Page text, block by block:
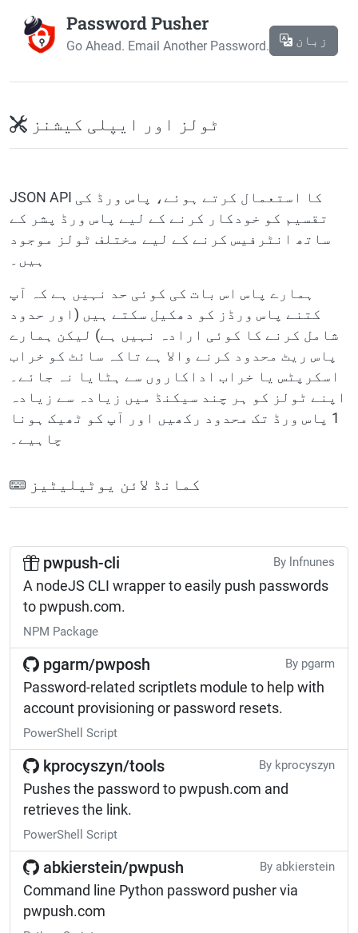
Password Pusher
Go Ahead. Email Another Password. زبان
ٹولز اور ایپلی کیشنز
JSON API کا استعمال کرتے ہوئے، پاس ورڈ کی
تقسیم کو خودکار کرنے کے لیے پاس ورڈ پشر کے
ساتھ انٹرفیس کرنے کے لیے مختلف ٹولز موجود
ہیں۔
ہمارے پاس اس بات کی کوئی حد نہیں ہے کہ آپ
کتنے پاس ورڈز کو دھکیل سکتے ہیں (اور حدود
شامل کرنے کا کوئی ارادہ نہیں ہے) لیکن ہمارے
پاس ریٹ محدود کرنے والا ہے تاکہ سائٹ کو خراب
اسکرپٹس یا خراب اداکاروں سے ہٹایا نہ جائے۔
اپنے ٹولز کو ہر چند سیکنڈ میں زیادہ سے زیادہ
1 پاس ورڈ تک محدود رکھیں اور آپ کو ٹھیک ہونا
چاہیے۔
کمانڈ لائن یوٹیلیٹیز
pwpush-cli By lnfnunes
A nodeJS CLI wrapper to easily push passwords
to pwpush.com.
NPM Package
pgarm/pwposh By pgarm
Password-related scriptlets module to help with
account provisioning or password resets.
PowerShell Script
kprocyszyn/tools By kprocyszyn
Pushes the password to pwpush.com and
retrieves the link.
PowerShell Script
abkierstein/pwpush By abkierstein
Command line Python password pusher via
pwpush.com